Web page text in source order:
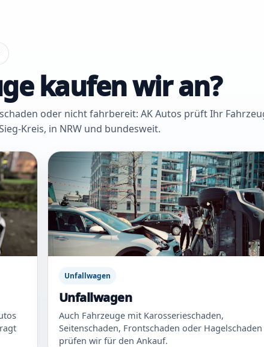
kaufen wir an?
oder nicht fahrbereit: AK Autos prüft Ihr
Kreis, in NRW und bundesweit.
Unfallwagen
Unfallwagen
Auch Fahrzeuge mit Karosserieschaden,
Seitenschaden, Frontschaden oder Hagelschaden
prüfen wir für den Ankauf.